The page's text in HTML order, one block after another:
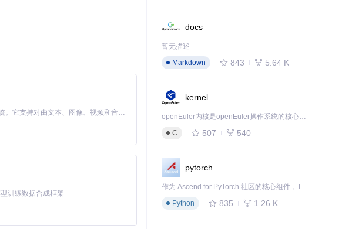
MiniMax H3 是一个通用的全模态生成系统。它支持对由文本、图像、视频和音频组成的多模态上下文进行统一理解，并能生成分辨率高达 2K、时长可达 15 秒的带原生立体声音频的视频。得益于面向任务泛化的系统设计，H3 在预训练阶段就已具备广泛的多模态上下文理解与生成能力，能够出色地执行复杂的多模态指令。
训练数据合成框架
docs
暂无描述
Markdown
843 5.64 K
kernel
openEuler内核是openEuler操作系统的核心，既是系统性能与稳定性的基石，也是连接处理器、设备与服务的桥梁。
C
507 540
pytorch
作为 Ascend for PyTorch 社区的核心组件，TorchNPU 是昇腾专为 PyTorch 打造的深度学习适配插件，使 PyTorch 框架能够直接调用昇腾 NPU，为开发者提供昇腾 AI 处理器的超强算力。
Python
835 1.26 K